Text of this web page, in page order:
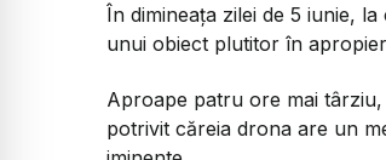
În dimineața zilei de 5 iunie,
unui obiect plutitor în
Aproape patru ore mai
potrivit căreia drona are un